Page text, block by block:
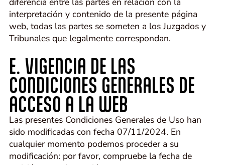
interpretación y contenido de la presente página
web, todas las partes se someten a los Juzgados y
Tribunales que legalmente correspondan.
E. VIGENCIA DE LAS
CONDICIONES GENERALES DE
ACCESO A LA WEB
Las presentes Condiciones Generales de Uso han
sido modificadas con fecha 07/11/2024. En
cualquier momento podemos proceder a su
modificación: por favor, compruebe la fecha de